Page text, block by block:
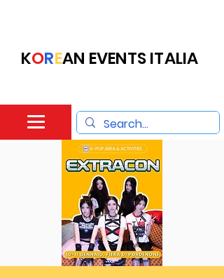
KOREAN EVENTS ITALIA